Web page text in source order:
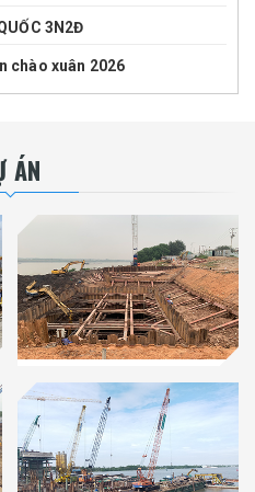
3N2Đ
chào xuân 2026
ÁN